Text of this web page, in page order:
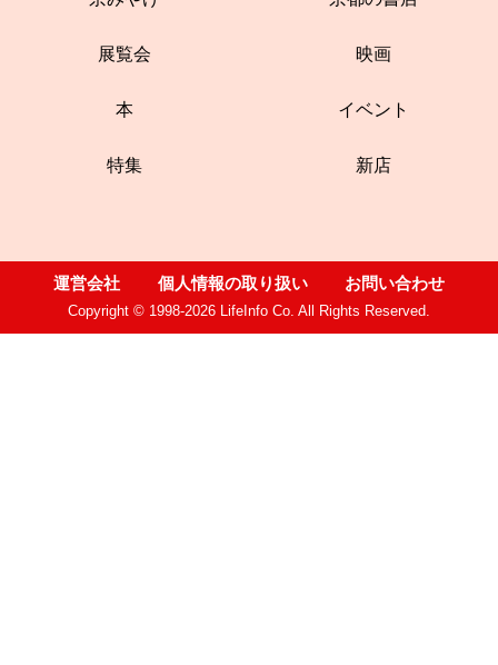
展覧会 映画
本 イベント
特集 新店
運営会社 個人情報の取り扱い お問い合わせ
Copyright © 1998-2026 LifeInfo Co. All Rights Reserved.